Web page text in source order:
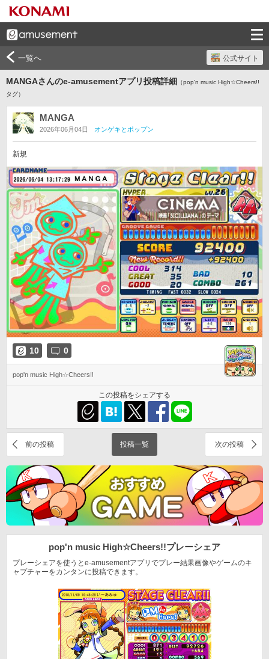
一覧へ 公式サイト
MANGAさんのe-amusementアプリ投稿詳細 （pop'n music High☆Cheers!!
タグ）
MANGA
2026年06月04日 オンゲキとポップン
新規
10 0
pop'n music High☆Cheers!!
この投稿をシェアする
前の投稿 投稿一覧 次の投稿
pop'n music High☆Cheers!!プレーシェア
プレーシェアを使うとe-amusementアプリでプレー結果画像やゲームのキ
ャプチャーをカンタンに投稿できます。